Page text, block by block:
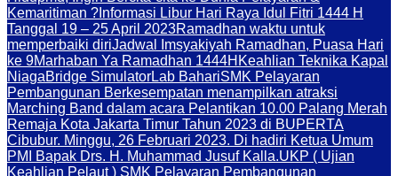
Kemaritiman ? Informasi Libur Hari Raya Idul Fitri 1444 H
Tanggal 19 – 25 April 2023Ramadhan waktu untuk
memperbaiki diriJadwal Imsyakiyah Ramadhan, Puasa Hari
ke 9Marhaban Ya Ramadhan 1444H Keahlian Teknika Kapal
NiagaBridge SimulatorLab BahariSMK Pelayaran
Pembangunan Berkesempatan menampilkan atraksi
Marching Band dalam acara Pelantikan 10.00 Palang Merah
Remaja Kota Jakarta Timur Tahun 2023 di BUPERTA
Cibubur. Minggu, 26 Februari 2023. Di hadiri Ketua Umum
PMI Bapak Drs. H. Muhammad Jusuf Kalla.UKP ( Ujian
Keahlian Pelaut ) SMK Pelayaran Pembangunan